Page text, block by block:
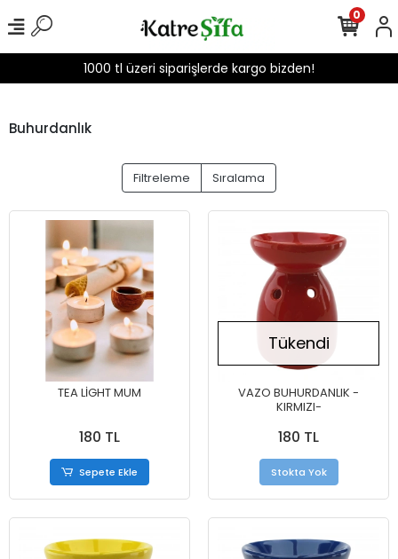
1000 tl üzeri siparişlerde kargo bizden!
0
Buhurdanlık
Filtreleme Sıralama
TEA LİGHT MUM
180 TL
Sepete Ekle
Tükendi
VAZO BUHURDANLIK -
KIRMIZI-
180 TL
Stokta Yok